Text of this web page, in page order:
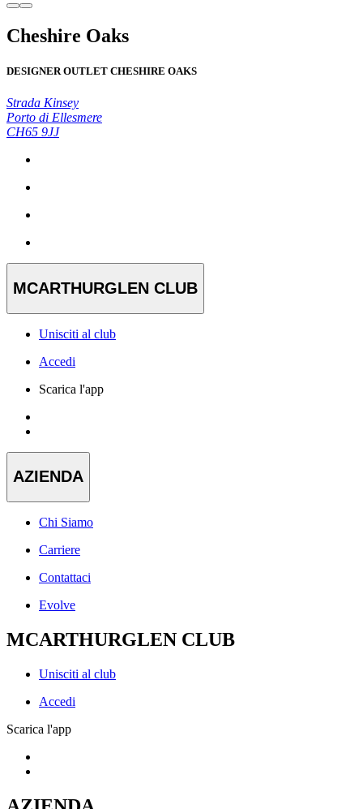
Cheshire Oaks
DESIGNER OUTLET CHESHIRE OAKS
Strada Kinsey
Porto di Ellesmere
CH65 9JJ
MCARTHURGLEN CLUB
Unisciti al club
Accedi
Scarica l'app
AZIENDA
Chi Siamo
Carriere
Contattaci
Evolve
MCARTHURGLEN CLUB
Unisciti al club
Accedi
Scarica l'app